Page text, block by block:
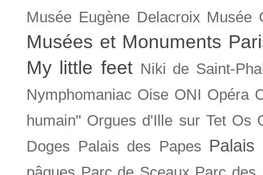
Musée Eugène Delacroix Musée
Musées et Monuments
My little feet Niki de Saint-
Nymphomaniac Oise ONI Opéra
humain" Orgues d'Ille sur Tet Os
Doges
Palais des Papes Palais